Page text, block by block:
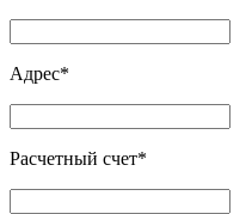
Адрес*
Расчетный счет*